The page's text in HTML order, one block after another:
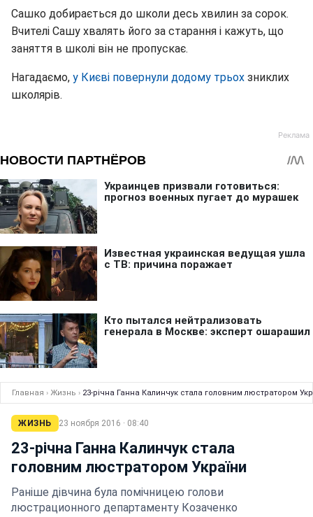
Сашко добирається до школи десь хвилин за сорок.
Вчителі Сашу хвалять його за старання і кажуть, що
заняття в школі він не пропускає.
Нагадаємо, у Києві повернули додому трьох зниклих
школярів.
Главная › Жизнь › 23-річна Ганна Калинчук стала головним люстратором
ЖИЗНЬ 23 ноября 2016 · 08:40
23-річна Ганна Калинчук стала
головним люстратором України
Раніше дівчина була помічницею голови
люстрационного департаменту Козаченко